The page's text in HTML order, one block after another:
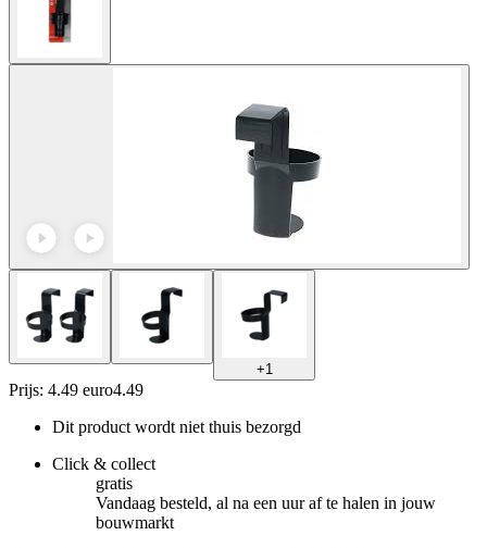
+1
Prijs: 4.49 euro4.49
Dit product wordt niet thuis bezorgd
Click & collect
gratis
Vandaag besteld, al na een uur af te halen in jouw
bouwmarkt